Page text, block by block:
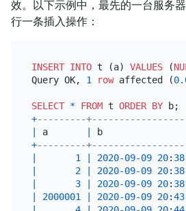
效。以下示例中，最先的一台服务
行一条插入操作：
INSERT INTO t (a) VALUES (
Query OK, 1 row affected (
SELECT * FROM t ORDER BY
+---------
a
+---------
1 2020-09-09 20: 38
2 2020-09-09 20: 38
3 2020-09-09 20: 38
2000001 2020-09-09 20:43